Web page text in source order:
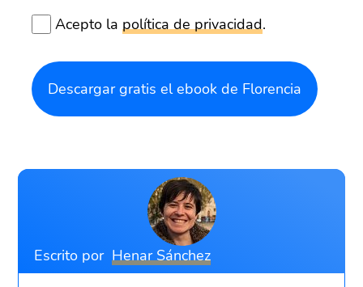
Acepto la política de privacidad.
Descargar gratis el ebook de Florencia
Escrito por Henar Sánchez